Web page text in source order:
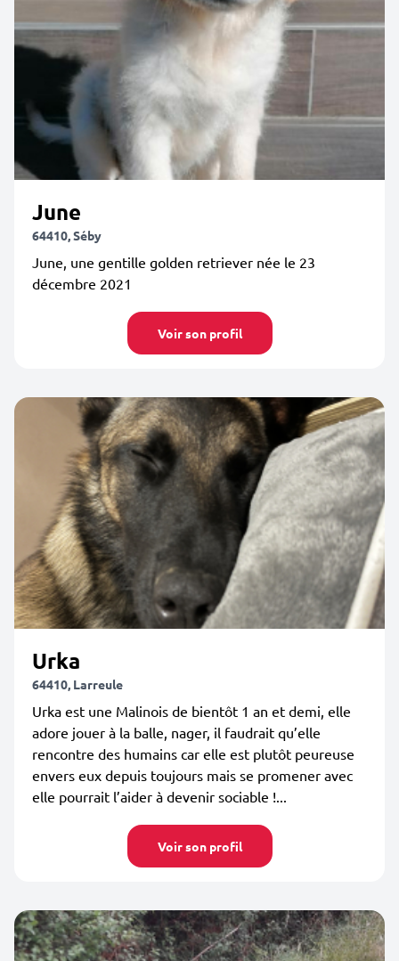
June
64410, Séby
June, une gentille golden retriever née le 23
décembre 2021
Voir son profil
Urka
64410, Larreule
Urka est une Malinois de bientôt 1 an et demi, elle
adore jouer à la balle, nager, il faudrait qu’elle
rencontre des humains car elle est plutôt peureuse
envers eux depuis toujours mais se promener avec
elle pourrait l’aider à devenir sociable !...
Voir son profil